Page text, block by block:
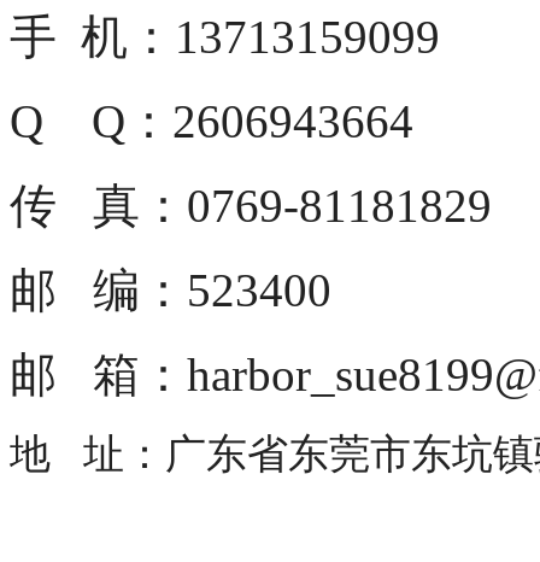
手 机：13713159099
Q Q：2606943664
传 真：0769-81181829
邮 编：523400
邮 箱：
地 址：广东省东莞市东坑